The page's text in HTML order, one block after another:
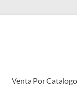
Venta Por Catalogo